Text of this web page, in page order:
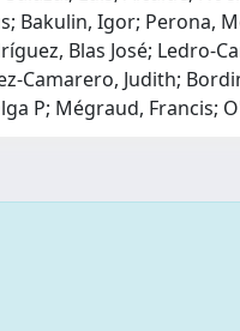
Bakulin, Igor; Perona,
Blas José; Ledro-
Camarero, Judith;
P; Mégraud, Francis;